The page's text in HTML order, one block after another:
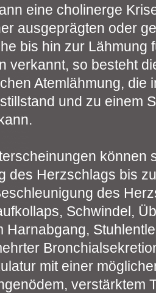
eine cholinerge
ausgeprägten oder
bis hin zur Lähmung
verkannt, so besteht
Atemlähmung, die
und zu einem
können
des Herzschlags bis
des
Schwindel,
Harnabgang,
mit einer
verstärktem